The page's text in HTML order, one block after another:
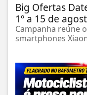
Big Ofertas
1º a 15 de
Campanha reúne
smartphones